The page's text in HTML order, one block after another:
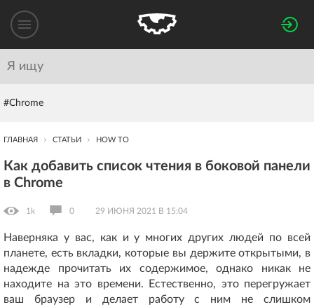
#Chrome
ГЛАВНАЯ СТАТЬИ HOW TO
Как добавить список чтения в боковой панели
в Chrome
1k 0 29 ИЮНЯ 2021 В 15:04
Наверняка у вас, как и у многих других людей по всей
планете, есть вкладки, которые вы держите открытыми, в
надежде прочитать их содержимое, однако никак не
находите на это времени. Естественно, это перегружает
ваш браузер и делает работу с ним не слишком